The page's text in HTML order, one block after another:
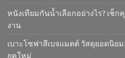
หนังเทียมกันน้ำเลือกอย่างไร? เช็
งาน
เบาะโซฟาสีเบจแมตต์ วัสดุยอดนิย
ยุคใหม่